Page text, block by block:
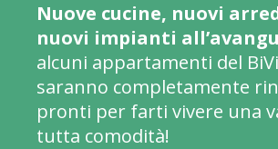
Nuove cucine, nuovi
nuovi impianti
alcuni appartamenti del
saranno completamente
pronti per farti vivere una
tutta comodità!